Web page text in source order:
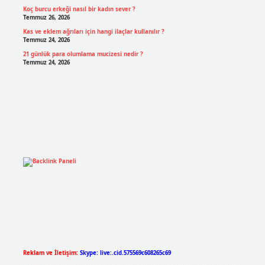
Koç burcu erkeği nasıl bir kadın sever ?
Temmuz 26, 2026
Kas ve eklem ağrıları için hangi ilaçlar kullanılır ?
Temmuz 24, 2026
21 günlük para olumlama mucizesi nedir ?
Temmuz 24, 2026
Reklam ve İletişim: Skype: live:.cid.575569c608265c69